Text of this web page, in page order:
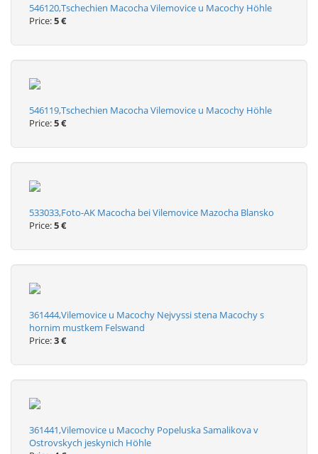
546120,Tschechien Macocha Vilemovice u Macochy Höhle
Price:5 €
546119,Tschechien Macocha Vilemovice u Macochy Höhle
Price:5 €
533033,Foto-AK Macocha bei Vilemovice Mazocha Blansko
Price:5 €
361444,Vilemovice u Macochy Nejvyssi stena Macochy s
hornim mustkem Felswand
Price:3 €
361441,Vilemovice u Macochy Popeluska Samalikova v
Ostrovskych jeskynich Höhle